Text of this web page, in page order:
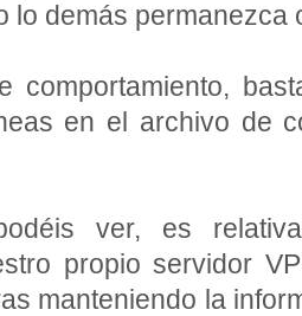
lo demás permanezca
comportamiento,
en el archivo de
ver, es
propio servidor
manteniendo la